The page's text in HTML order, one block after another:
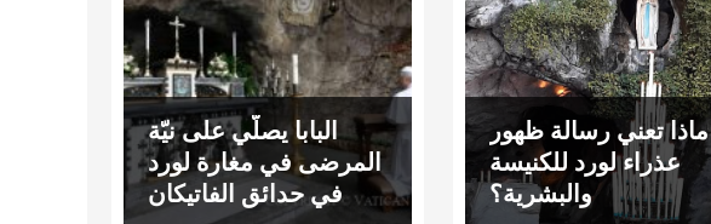
البابا يصلّي على نيّة
المرضى في مغارة لورد
في حدائق الفاتيكان
ماذا تعني رسالة ظهور
عذراء لورد للكنيسة
والبشرية؟